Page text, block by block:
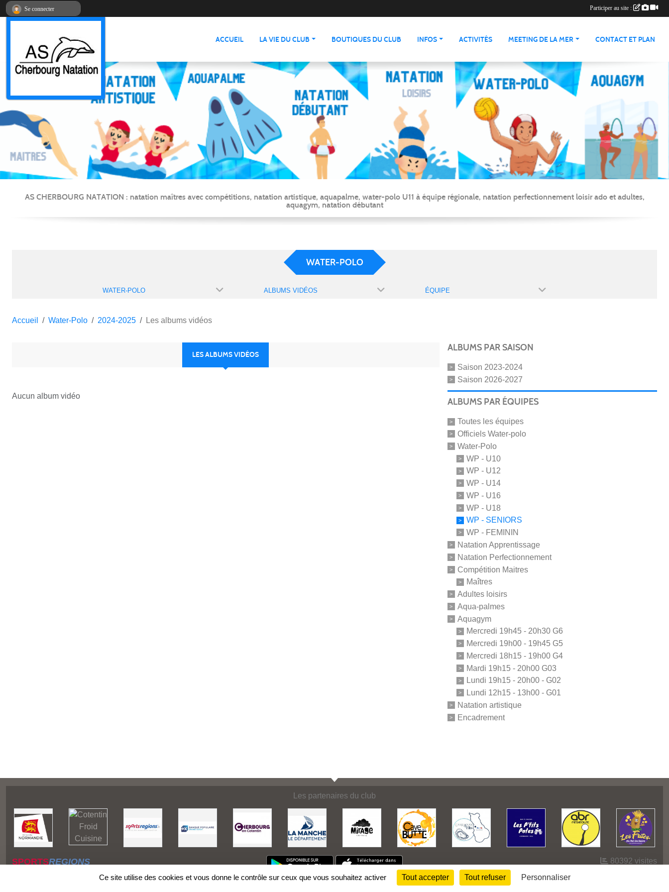
ACCUEIL LA VIE DU CLUB BOUTIQUES DU CLUB INFOS ACTIVITÉS MEETING DE LA MER CONTACT ET PLAN
AS CHERBOURG NATATION : natation maîtres avec compétitions, natation artistique, aquapalme, water-polo U11 à équipe régionale, natation perfectionnement loisir ado et adultes,
aquagym, natation débutant
WATER-POLO
WATER-POLO ALBUMS VIDÉOS ÉQUIPE
Accueil Water-Polo 2024-2025 Les albums vidéos
LES ALBUMS VIDÉOS
Aucun album vidéo
ALBUMS PAR SAISON
Saison 2023-2024
Saison 2026-2027
ALBUMS PAR ÉQUIPES
Toutes les équipes
Officiels Water-polo
Water-Polo
WP - U10
WP - U12
WP - U14
WP - U16
WP - U18
WP - SENIORS
WP - FEMININ
Natation Apprentissage
Natation Perfectionnement
Compétition Maitres
Maîtres
Adultes loisirs
Aqua-palmes
Aquagym
Mercredi 19h45 - 20h30 G6
Mercredi 19h00 - 19h45 G5
Mercredi 18h15 - 19h00 G4
Mardi 19h15 - 20h00 G03
Lundi 19h15 - 20h00 - G02
Lundi 12h15 - 13h00 - G01
Natation artistique
Encadrement
Les partenaires du club
SPORTSREGIONS 80392 visites
Se connecter Participer au site :
Panneau de gestion des cookies
Ce site utilise des cookies et vous donne le contrôle sur ceux que vous souhaitez activer Tout accepter Tout refuser Personnaliser